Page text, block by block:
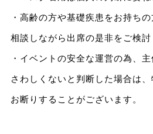
・高齢の方や基礎疾患をお持ち
相談しながら出席の是非をご検討
・イベントの安全な運営の為、
さわしくないと判断した場合は
お断りすることがございます。